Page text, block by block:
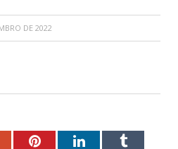
DE 2022
PinterestLinkedInTumblr